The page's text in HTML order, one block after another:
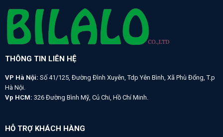
THÔNG TIN LIÊN HỆ
VP Hà Nội: Số 41/125, Đường Đình Xuyên, Tdp Yên Bình, Xã Phù Đổng, T.p
Hà Nội.
Vp HCM: 326 Đường Bình Mỹ, Củ Chi, Hồ Chí Minh.
HỖ TRỢ KHÁCH HÀNG